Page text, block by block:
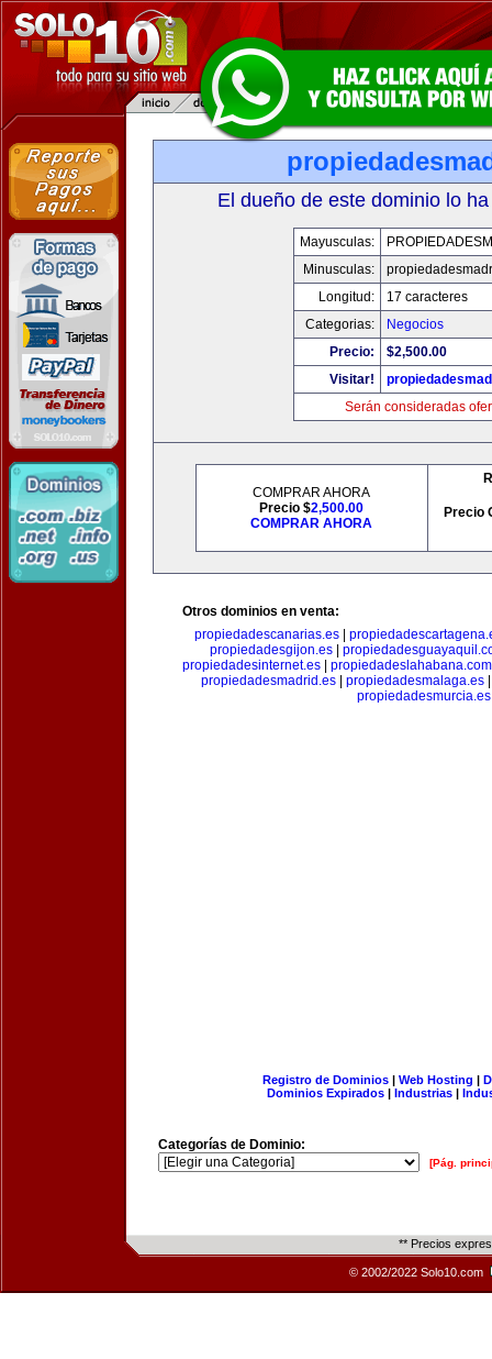
El dueño de este dominio lo
Mayusculas:
Minusculas:
Longitud:
17 caracteres
Categorias:
Negocios
Precio:
$2,500.00
Visitar!
Serán consideradas
COMPRAR AHORA
Precio $2,500.00
COMPRAR AHORA
Precio
Otros dominios en venta:
propiedadescanarias.es|
propiedadesgijon.es
propiedadesinternet.es
propiedadeslahabana.com
propiedadesmadrid.es
propiedadesmalaga.es
propiedadesmurcia.es
Registro de Dominios| Web Hosting |
Dominios Expirados | Industrias |
Categorías de Dominio:
[Pág.
** Precios
© 2002/2022 Solo10.com